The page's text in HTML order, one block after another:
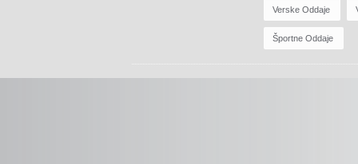
Verske Oddaje
Športne Oddaje